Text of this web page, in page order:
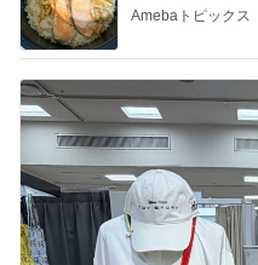
Amebaトピックス